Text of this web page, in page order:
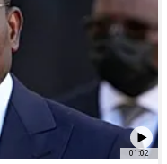
01:02